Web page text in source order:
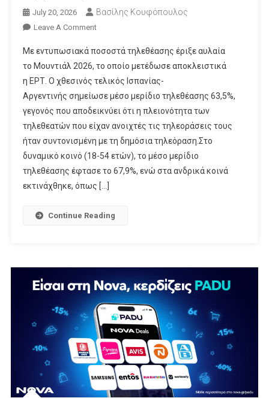
July 20, 2026 Βασίλης Κουφόπουλος
Leave A CommentOn
Μερίδιο
Τηλεθέασης 63,5%
Για
Τον
Τελικό
Του
Μουντιάλ
Ισπανία
Με εντυπωσιακά ποσοστά τηλεθέασης έριξε αυλαία
το Μουντιάλ 2026, το οποίο μετέδωσε αποκλειστικά
η ΕΡΤ. Ο χθεσινός τελικός Ισπανίας-
Αργεντινής σημείωσε μέσο μερίδιο τηλεθέασης 63,5%,
γεγονός που αποδεικνύει ότι η πλειονότητα των
τηλεθεατών που είχαν ανοιχτές τις τηλεοράσεις τους
ήταν συντονισμένη με τη δημόσια τηλεόραση.Στο
δυναμικό κοινό (18-54 ετών), το μέσο μερίδιο
τηλεθέασης έφτασε το 67,9%, ενώ στα ανδρικά κοινά
εκτινάχθηκε, όπως […]
Continue Reading